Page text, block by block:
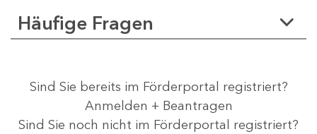
Häufige Fragen
Sind Sie bereits im Förderportal registriert?
Anmelden + Beantragen
Sind Sie noch nicht im Förderportal registriert?